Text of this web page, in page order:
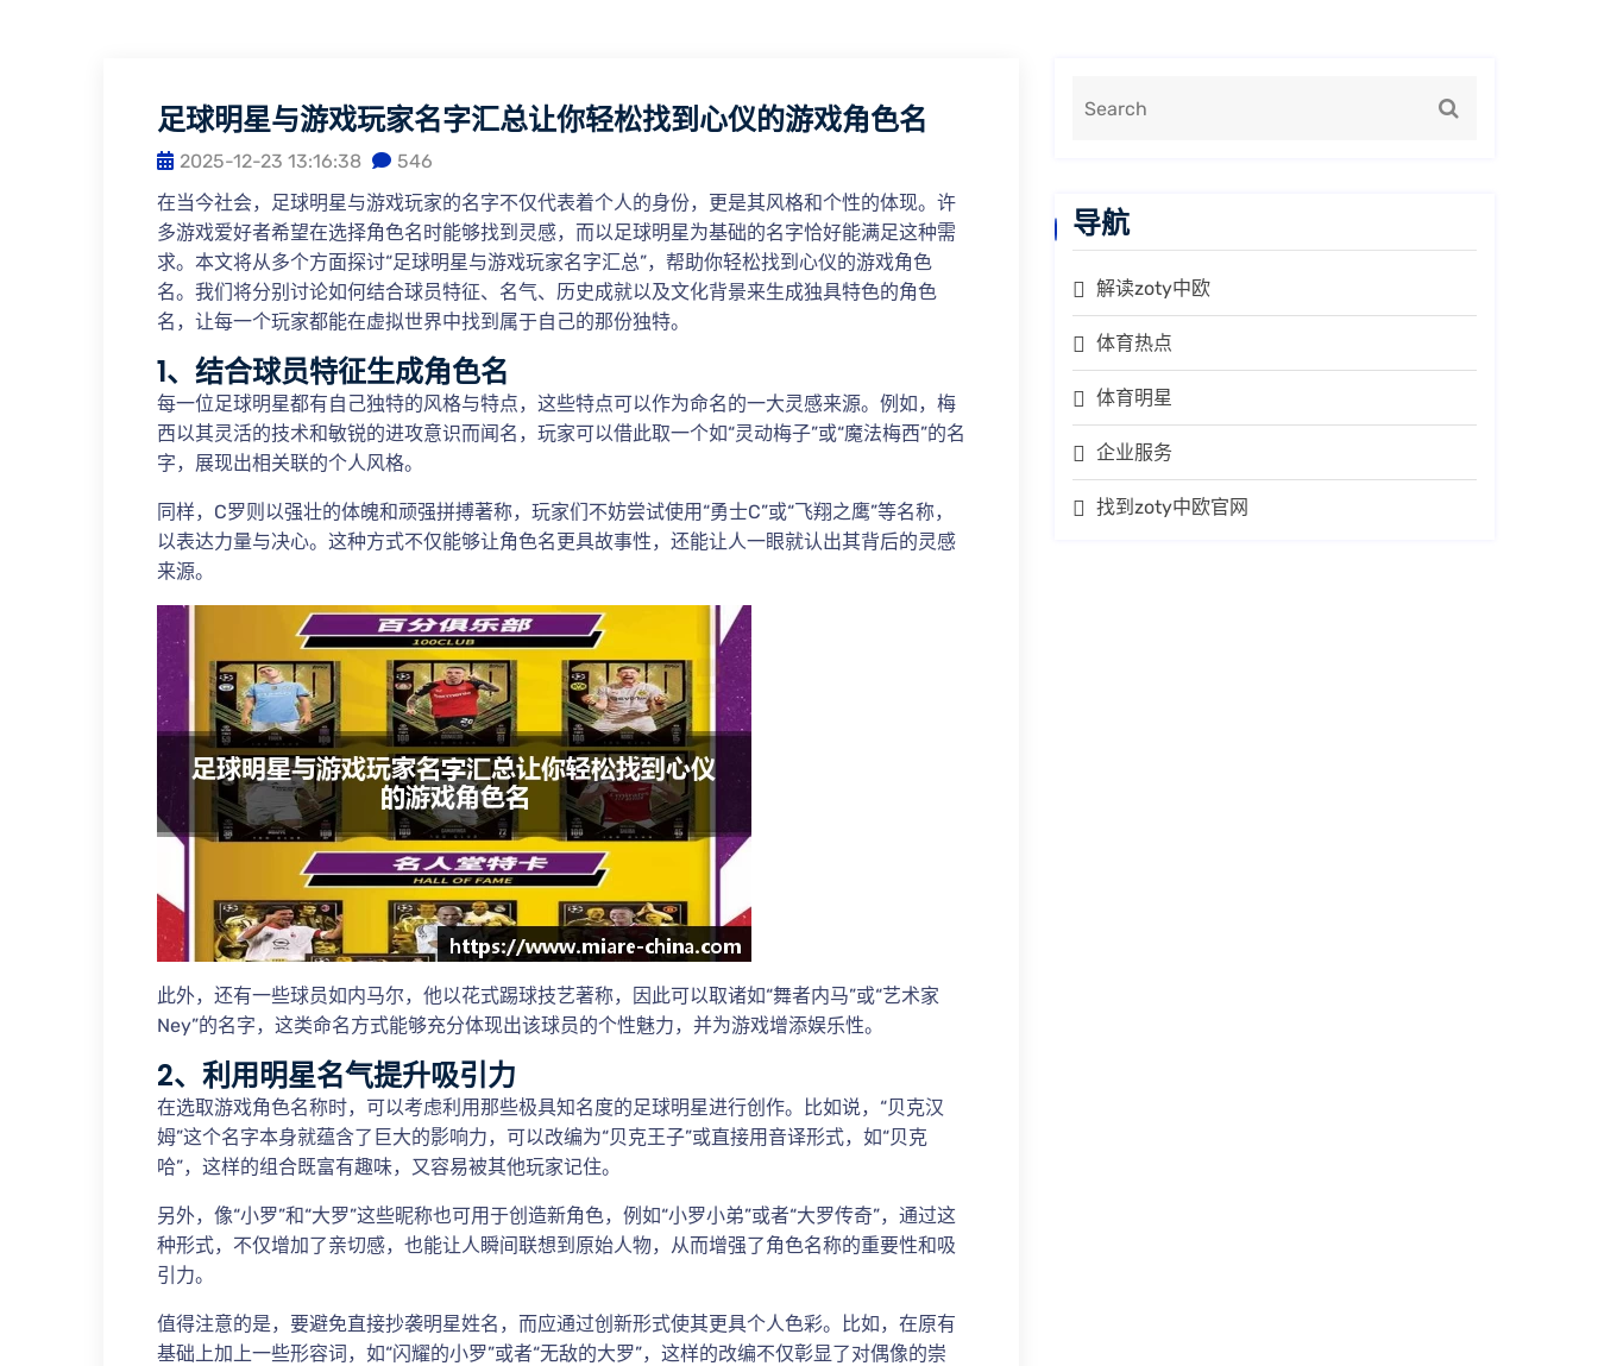
足球明星与游戏玩家名字汇总让你轻松找到心仪的游戏角色名
2025-12-23 13:16:38
546
在当今社会，足球明星与游戏玩家的名字不仅代表着个人的身份，更是其风格和个性的体现。许
多游戏爱好者希望在选择角色名时能够找到灵感，而以足球明星为基础的名字恰好能满足这种需
求。本文将从多个方面探讨“足球明星与游戏玩家名字汇总”，帮助你轻松找到心仪的游戏角色
名。我们将分别讨论如何结合球员特征、名气、历史成就以及文化背景来生成独具特色的角色
名，让每一个玩家都能在虚拟世界中找到属于自己的那份独特。
1、结合球员特征生成角色名
每一位足球明星都有自己独特的风格与特点，这些特点可以作为命名的一大灵感来源。例如，梅
西以其灵活的技术和敏锐的进攻意识而闻名，玩家可以借此取一个如“灵动梅子”或“魔法梅西”的名
字，展现出相关联的个人风格。
同样，C罗则以强壮的体魄和顽强拼搏著称，玩家们不妨尝试使用“勇士C”或“飞翔之鹰”等名称，
以表达力量与决心。这种方式不仅能够让角色名更具故事性，还能让人一眼就认出其背后的灵感
来源。
此外，还有一些球员如内马尔，他以花式踢球技艺著称，因此可以取诸如“舞者内马”或“艺术家
Ney”的名字，这类命名方式能够充分体现出该球员的个性魅力，并为游戏增添娱乐性。
2、利用明星名气提升吸引力
在选取游戏角色名称时，可以考虑利用那些极具知名度的足球明星进行创作。比如说，“贝克汉
姆”这个名字本身就蕴含了巨大的影响力，可以改编为“贝克王子”或直接用音译形式，如“贝克
哈”，这样的组合既富有趣味，又容易被其他玩家记住。
另外，像“小罗”和“大罗”这些昵称也可用于创造新角色，例如“小罗小弟”或者“大罗传奇”，通过这
种形式，不仅增加了亲切感，也能让人瞬间联想到原始人物，从而增强了角色名称的重要性和吸
引力。
值得注意的是，要避免直接抄袭明星姓名，而应通过创新形式使其更具个人色彩。比如，在原有
基础上加上一些形容词，如“闪耀的小罗”或者“无敌的大罗”，这样的改编不仅彰显了对偶像的崇
导航
解读zoty中欧
体育热点
体育明星
企业服务
找到zoty中欧官网